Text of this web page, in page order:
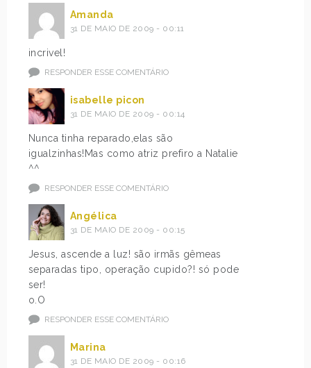
Amanda
31 DE MAIO DE 2009 - 00:11
incrivel!
RESPONDER ESSE COMENTÁRIO
isabelle picon
31 DE MAIO DE 2009 - 00:14
Nunca tinha reparado,elas são
igualzinhas!Mas como atriz prefiro a Natalie
^^
RESPONDER ESSE COMENTÁRIO
Angélica
31 DE MAIO DE 2009 - 00:15
Jesus, ascende a luz! são irmãs gêmeas
separadas tipo, operação cupido?! só pode
ser!
o.O
RESPONDER ESSE COMENTÁRIO
Marina
31 DE MAIO DE 2009 - 00:16